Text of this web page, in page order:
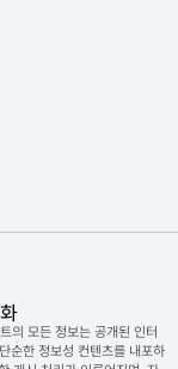
모든 정보는 공개된 인터
순한 정보성 컨텐츠를 내포하